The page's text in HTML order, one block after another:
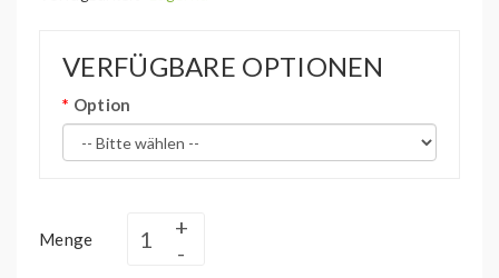
VERFÜGBARE OPTIONEN
Option
Menge